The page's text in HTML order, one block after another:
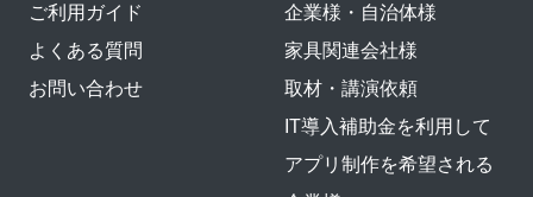
ご利用ガイド
よくある質問
お問い合わせ
企業様・自治体様
家具関連会社様
取材・講演依頼
IT導入補助金を利用して
アプリ制作を希望される